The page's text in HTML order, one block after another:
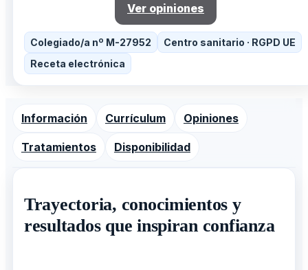
Ver opiniones
Colegiado/a nº M-27952
Centro sanitario · RGPD UE
Receta electrónica
Información Currículum Opiniones
Tratamientos Disponibilidad
Trayectoria, conocimientos y
resultados que inspiran confianza